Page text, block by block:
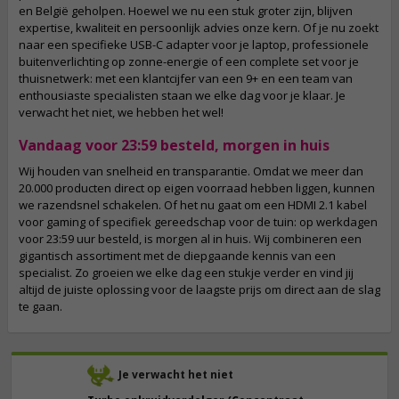
Je verwacht het niet
en België geholpen. Hoewel we nu een stuk groter zijn, blijven
expertise, kwaliteit en persoonlijk advies onze kern. Of je nu zoekt
naar een specifieke USB-C adapter voor je laptop, professionele
buitenverlichting op zonne-energie of een complete set voor je
thuisnetwerk: met een klantcijfer van een 9+ en een team van
enthousiaste specialisten staan we elke dag voor je klaar. Je
verwacht het niet, we hebben het wel!
Vandaag voor 23:59 besteld, morgen in huis
Wij houden van snelheid en transparantie. Omdat we meer dan
20.000 producten direct op eigen voorraad hebben liggen, kunnen
we razendsnel schakelen. Of het nu gaat om een HDMI 2.1 kabel
voor gaming of specifiek gereedschap voor de tuin: op werkdagen
voor 23:59 uur besteld, is morgen al in huis. Wij combineren een
gigantisch assortiment met de diepgaande kennis van een
specialist. Zo groeien we elke dag een stukje verder en vind jij
altijd de juiste oplossing voor de laagste prijs om direct aan de slag
te gaan.